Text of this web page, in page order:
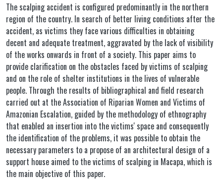
The scalping accident is configured predominantly in the northern
region of the country. In search of better living conditions after the
accident, as victims they face various difficulties in obtaining
decent and adequate treatment, aggravated by the lack of visibility
of the works onwards in front of a society. This paper aims to
provide clarification on the obstacles faced by victims of scalping
and on the role of shelter institutions in the lives of vulnerable
people. Through the results of bibliographical and field research
carried out at the Association of Riparian Women and Victims of
Amazonian Escalation, guided by the methodology of ethnography
that enabled an insertion into the victims' space and consequently
the identification of the problems, it was possible to obtain the
necessary parameters to a propose of an architectural design of a
support house aimed to the victims of scalping in Macapa, which is
the main objective of this paper.